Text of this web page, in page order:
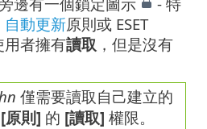
自動更新原則或 ESET
者擁有讀取 ，但是沒有
僅需要讀取自己建立的
[原則] 的 [讀取] 權限。